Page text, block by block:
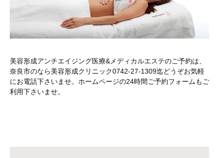
美容形成アンチエイジング医療&メディカルエステのご予約は、
奈良市のなら美容形成クリニック0742-27-1309迄どうぞお気軽
にお電話下さいませ。ホームページの24時間ご予約フォームもご
利用下さいませ。